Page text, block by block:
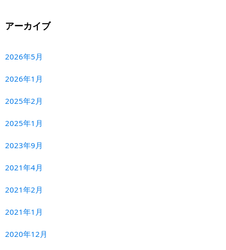
アーカイブ
2026年5月
2026年1月
2025年2月
2025年1月
2023年9月
2021年4月
2021年2月
2021年1月
2020年12月